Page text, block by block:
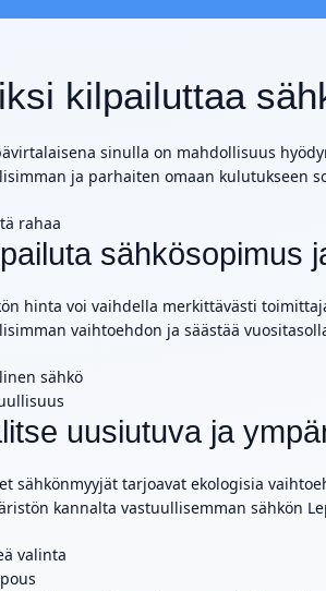
kilpailuttaa
sinulla on mahdollisuus
ja parhaiten omaan kulutukseen
rahaa
sähkösopimus
hinta voi vaihdella merkittävästi
vaihtoehdon ja säästää
sähkö
uusiutuva ja
sähkönmyyjät tarjoavat ekologisia
kannalta vastuullisemman sähkön
valinta